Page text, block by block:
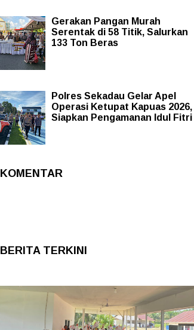
Gerakan Pangan Murah
Serentak di 58 Titik, Salurkan
133 Ton Beras
Polres Sekadau Gelar Apel
Operasi Ketupat Kapuas 2026,
Siapkan Pengamanan Idul Fitri
KOMENTAR
BERITA TERKINI